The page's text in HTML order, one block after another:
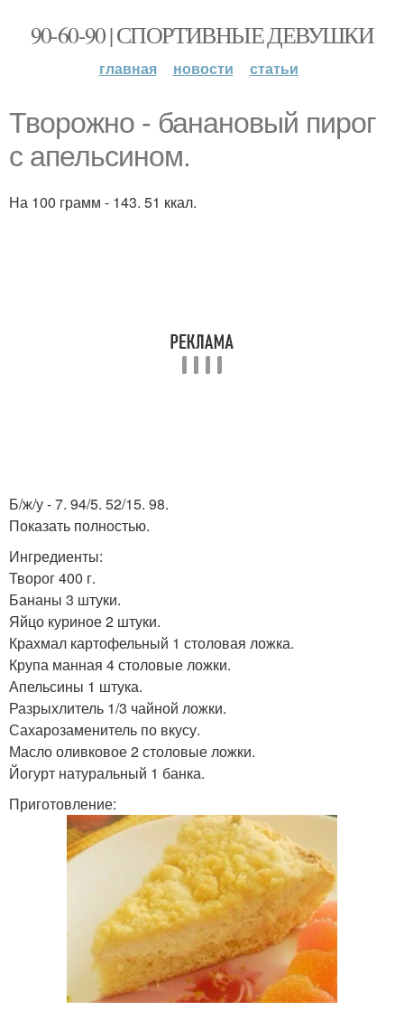
90-60-90 | СПОРТИВНЫЕ ДЕВУШКИ
главная новости статьи
Творожно - банановый пирог
с апельсином.
На 100 грамм - 143. 51 ккал.
Б/ж/у - 7. 94/5. 52/15. 98.
Показать полностью.
Ингредиенты:
Творог 400 г.
Бананы 3 штуки.
Яйцо куриное 2 штуки.
Крахмал картофельный 1 столовая ложка.
Крупа манная 4 столовые ложки.
Апельсины 1 штука.
Разрыхлитель 1/3 чайной ложки.
Сахарозаменитель по вкусу.
Масло оливковое 2 столовые ложки.
Йогурт натуральный 1 банка.
Приготовление: